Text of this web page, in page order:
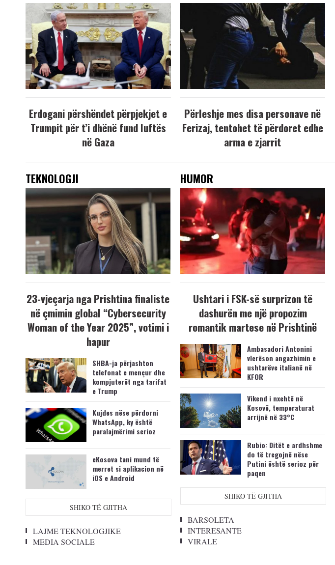
Erdogani përshëndet përpjekjet e
Trumpit për t’i dhënë fund luftës
në Gaza
Përleshje mes disa personave në
Ferizaj, tentohet të përdoret edhe
arma e zjarrit
TEKNOLOGJI
23-vjeçarja nga Prishtina finaliste
në çmimin global “Cybersecurity
Woman of the Year 2025”, votimi i
hapur
SHBA-ja përjashton
telefonat e mençur dhe
kompjuterët nga tarifat
e Trump
Kujdes nëse përdorni
WhatsApp, ky është
paralajmërimi serioz
eKosova tani mund të
merret si aplikacion në
iOS e Android
SHIKO TË GJITHA
LAJME TEKNOLOGJIKE
MEDIA SOCIALE
HUMOR
Ushtari i FSK-së surprizon të
dashurën me një propozim
romantik martese në Prishtinë
Ambasadori Antonini
vlerëson angazhimin e
ushtarëve italianë në
KFOR
Vikend i nxehtë në
Kosovë, temperaturat
arrijnë në 33°C
Rubio: Ditët e ardhshme
do të tregojnë nëse
Putini është serioz për
paqen
SHIKO TË GJITHA
BARSOLETA
INTERESANTE
VIRALE